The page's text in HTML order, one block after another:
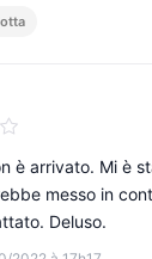
5
è arrivato. Mi è
messo in
Deluso.